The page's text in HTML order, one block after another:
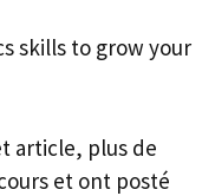
skills to grow your
article, plus de
et ont posté